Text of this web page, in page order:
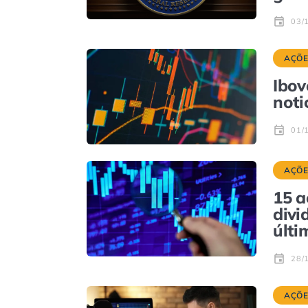
03/
01/
15
28/